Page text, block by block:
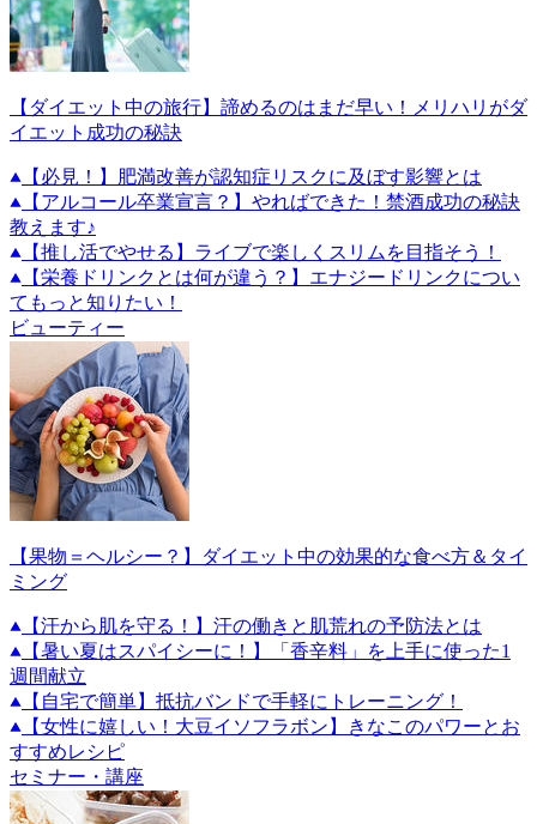
【ダイエット中の旅行】諦めるのはまだ早い！メリハリがダ
イエット成功の秘訣
【必見！】肥満改善が認知症リスクに及ぼす影響とは
【アルコール卒業宣言？】やればできた！禁酒成功の秘訣
教えます♪
【推し活でやせる】ライブで楽しくスリムを目指そう！
【栄養ドリンクとは何が違う？】エナジードリンクについ
てもっと知りたい！
ビューティー
【果物＝ヘルシー？】ダイエット中の効果的な食べ方＆タイ
ミング
【汗から肌を守る！】汗の働きと肌荒れの予防法とは
【暑い夏はスパイシーに！】「香辛料」を上手に使った1
週間献立
【自宅で簡単】抵抗バンドで手軽にトレーニング！
【女性に嬉しい！大豆イソフラボン】きなこのパワーとお
すすめレシピ
セミナー・講座